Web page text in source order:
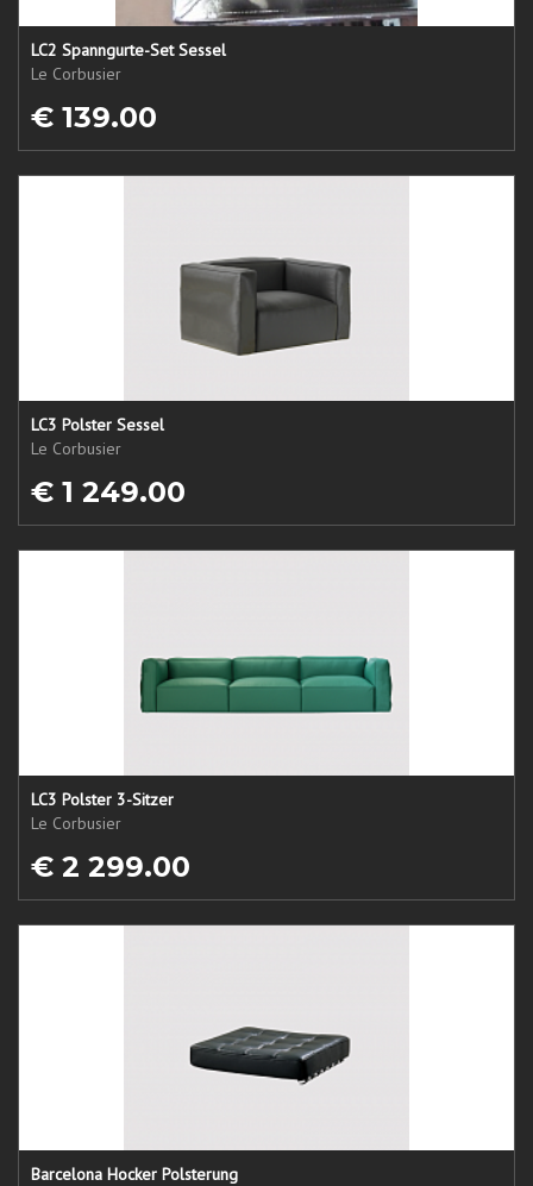
LC2 Spanngurte-Set Sessel
Le Corbusier
€ 139.00
LC3 Polster Sessel
Le Corbusier
€ 1 249.00
LC3 Polster 3-Sitzer
Le Corbusier
€ 2 299.00
Barcelona Hocker Polsterung